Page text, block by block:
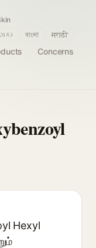
Concerns
বাংলা मराठी
Hexyl